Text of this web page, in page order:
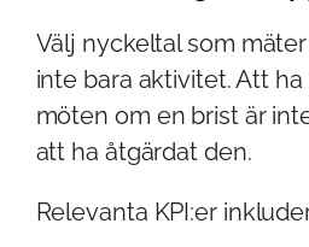
Välj nyckeltal som
inte bara aktivitet. Att
möten om en brist är
att ha åtgärdat den.
Relevanta KPI:er